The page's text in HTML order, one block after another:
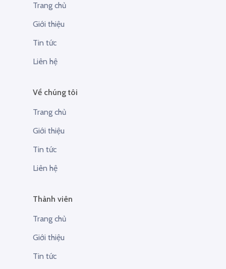
Trang chủ
Giới thiệu
Tin tức
Liên hệ
Về chúng tôi
Trang chủ
Giới thiệu
Tin tức
Liên hệ
Thành viên
Trang chủ
Giới thiệu
Tin tức